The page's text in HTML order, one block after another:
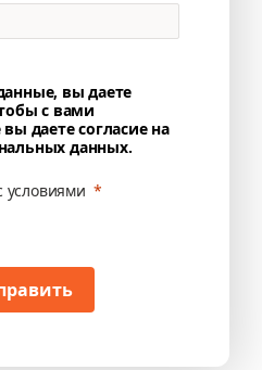
вы даете
с вами
даете согласие на
данных.
условиями